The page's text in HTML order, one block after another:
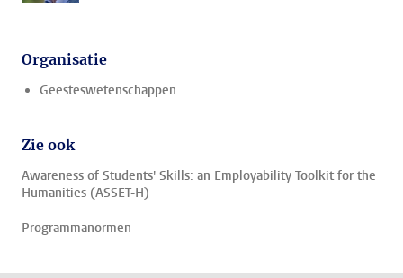
Organisatie
Geesteswetenschappen
Zie ook
Awareness of Students' Skills: an Employability Toolkit for the
Humanities (ASSET-H)
Programmanormen